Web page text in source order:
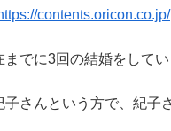
contents.oricon.co.jp/
でに3回の結婚をしてい
さんという方で、紀子